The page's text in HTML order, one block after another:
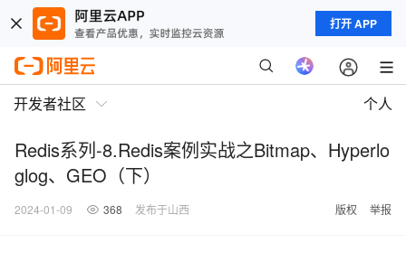
打开 APP
开发者社区 个人
Redis系列-8.Redis案例实战之Bitmap、Hyperlo
glog、GEO（下）
2024-01-09 368 发布于山西 版权 举报